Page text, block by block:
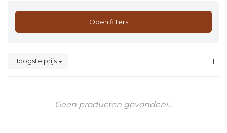
Open filters
Hoogste prijs 1
Geen producten gevonden!...